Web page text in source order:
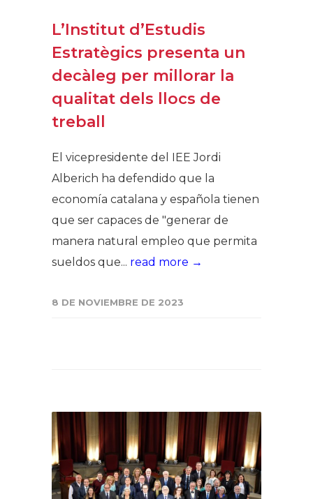
L’Institut d’Estudis
Estratègics presenta un
decàleg per millorar la
qualitat dels llocs de
treball
El vicepresidente del IEE Jordi
Alberich ha defendido que la
economía catalana y española tienen
que ser capaces de "generar de
manera natural empleo que permita
sueldos que... read more →
8 DE NOVIEMBRE DE 2023